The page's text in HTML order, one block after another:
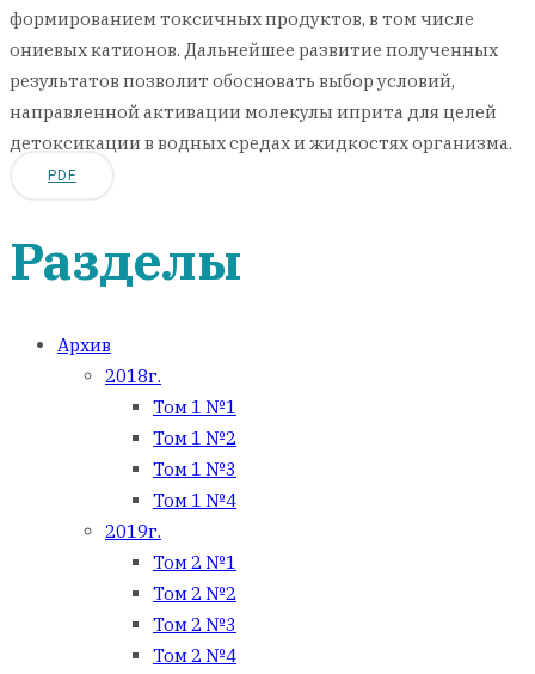
формированием токсичных продуктов, в том числе
ониевых катионов. Дальнейшее развитие полученных
результатов позволит обосновать выбор условий,
направленной активации молекулы иприта для целей
детоксикации в водных средах и жидкостях организма.
PDF
Разделы
Архив
2018г.
Том 1 №1
Том 1 №2
Том 1 №3
Том 1 №4
2019г.
Том 2 №1
Том 2 №2
Том 2 №3
Том 2 №4